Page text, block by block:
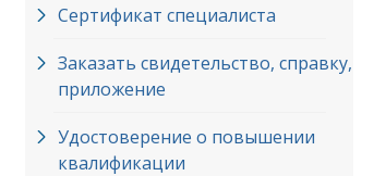
Сертификат специалиста
Заказать свидетельство, справку,
приложение
Удостоверение о повышении
квалификации